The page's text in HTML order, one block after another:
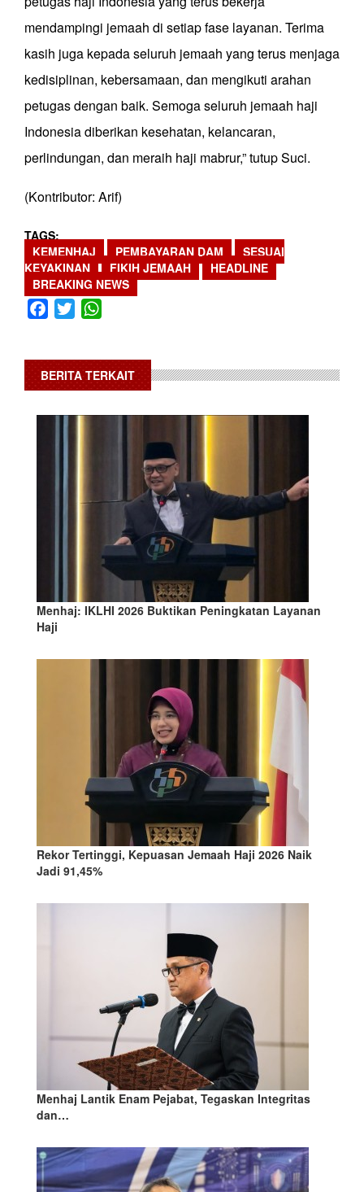
mendampingi jemaah di setiap fase layanan. Terima
kasih juga kepada seluruh jemaah yang terus menjaga
kedisiplinan, kebersamaan, dan mengikuti arahan
petugas dengan baik. Semoga seluruh jemaah haji
Indonesia diberikan kesehatan, kelancaran,
perlindungan, dan meraih haji mabrur,” tutup Suci.
(Kontributor: Arif)
TAGS
KEMENHAJ
PEMBAYARAN DAM
SESUAI
KEYAKINAN
FIKIH JEMAAH
HEADLINE
BREAKING NEWS
Facebook
Twitter
BERITA TERKAIT
Menhaj: IKLHI 2026 Buktikan Peningkatan Layanan
Haji
Rekor Tertinggi, Kepuasan Jemaah Haji 2026 Naik
Jadi 91,45%
Menhaj Lantik Enam Pejabat, Tegaskan Integritas
dan…